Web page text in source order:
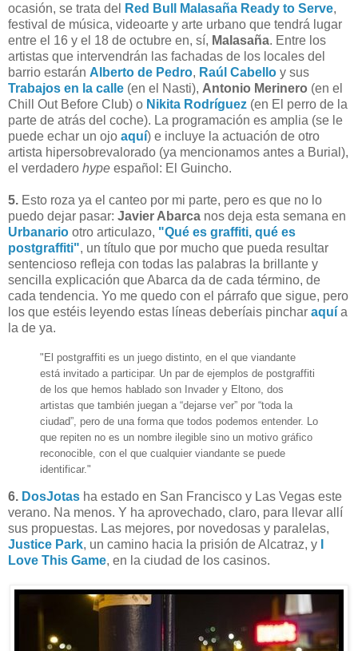
ocasión, se trata del
Red Bull Malasaña Ready to Serve,
festival de música, videoarte y arte urbano que tendrá lugar
entre el 16 y el 18 de octubre en, sí, Malasaña. Entre los
artistas que intervendrán las fachadas de los locales del
barrio estarán Alberto de Pedro, Raúl Cabello y sus
Trabajos en la calle (en el Nasti), Antonio Merinero (en el
Chill Out Before Club) o Nikita Rodríguez (en El perro de la
parte de atrás del coche). La programación es amplia (se le
puede echar un ojo aquí) e incluye la actuación de otro
artista hipersobrevalorado (ya mencionamos antes a Burial),
el verdadero hype español: El Guincho.
5. Esto roza ya el canteo por mi parte, pero es que no lo
puedo dejar pasar: Javier Abarca nos deja esta semana en
Urbanario otro articulazo, "Qué es graffiti, qué es
postgraffiti", un título que por mucho que pueda resultar
sentencioso refleja con todas las palabras la brillante y
sencilla explicación que Abarca da de cada término, de
cada tendencia. Yo me quedo con el párrafo que sigue, pero
los que estéis leyendo estas líneas deberíais pinchar aquí a
la de ya.
"El postgraffiti es un juego distinto, en el que viandante
está invitado a participar. Un par de ejemplos de postgraffiti
de los que hemos hablado son Invader y Eltono, dos
artistas que también juegan a “dejarse ver” por “toda la
ciudad”, pero de una forma que todos podemos entender. Lo
que repiten no es un nombre ilegible sino un motivo gráfico
reconocible, con el que cualquier viandante se puede
identificar."
6. DosJotas ha estado en San Francisco y Las Vegas este
verano. Na menos. Y ha aprovechado, claro, para llevar allí
sus propuestas. Las mejores, por novedosas y paralelas,
Justice Park, un camino hacia la prisión de Alcatraz, y
Love This Game, en la ciudad de los casinos.